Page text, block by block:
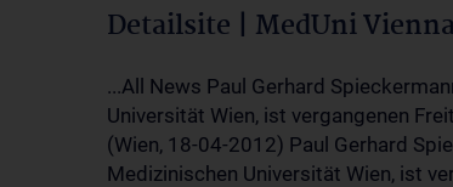
Detailsite | MedUni Vienna
...All News Paul Gerhard
Universität Wien, ist vergangenen
(Wien, 18-04-2012) Paul Gerhard
Medizinischen Universität Wien, ist